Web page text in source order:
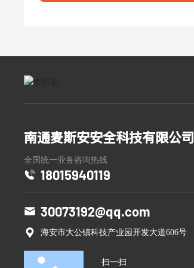
南通麦斯安安全科技有限公司
全国统一业务咨询热线
18015940119
30073192@qq.com
海安市大公镇科技产业园开发大道606号
扫一扫